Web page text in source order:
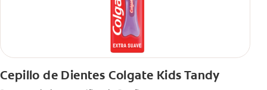
Cepillo de Dientes Colgate Kids Tandy